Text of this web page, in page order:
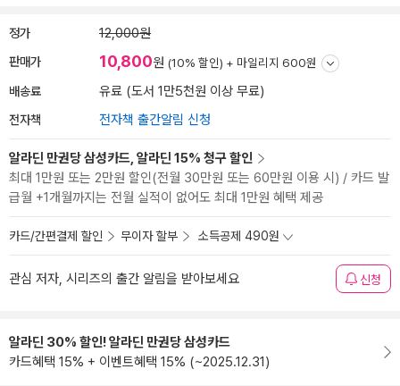
정가 12,000원
판매가 10,800원 (10% 할인) + 마일리지 600원
배송료 유료 (도서 1만5천원 이상 무료)
전자책 전자책 출간알림 신청
알라딘 만권당 삼성카드, 알라딘 15% 청구 할인
최대 1만원 또는 2만원 할인(전월 30만원 또는 60만원 이용 시) / 카드 발
급월 +1개월까지는 전월 실적이 없어도 최대 1만원 혜택 제공
카드/간편결제 할인 무이자 할부 소득공제 490원
관심 저자, 시리즈의 출간 알림을 받아보세요 신청
알라딘 30% 할인! 알라딘 만권당 삼성카드
카드혜택 15% + 이벤트혜택 15% (~2025.12.31)